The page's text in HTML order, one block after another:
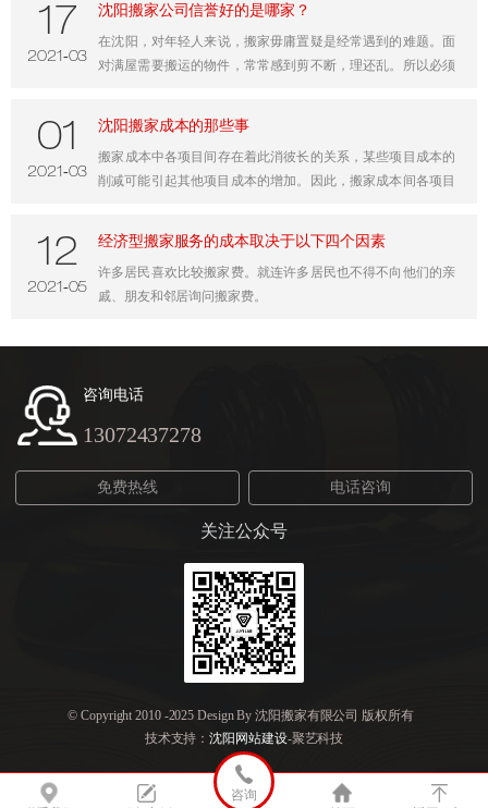
置程序需要由您亲自监督。最好与搬场公司协调，并将物品置
于您自己的满意程度。类别打包对于搬场来说太好了，沈阳搬
场的消费者最烦人的就是找不到东西，或者忘了。为了提高效
物品也非常方便。
17
2021-03
沈阳搬家公司信誉好的是哪家？
​在沈阳，对年轻人来说，搬家毋庸置疑是经常遇到的难题。面
对满屋需要搬运的物件，常常感到剪不断，理还乱。所以必须
公司是什么样的？信誉好的搬家公司是如何收费的？
01
2021-03
沈阳搬家成本的那些事
​搬家成本中各项目间存在着此消彼长的关系，某些项目成本的
削减可能引起其他项目成本的增加。因此，搬家成本间各项目
12
2021-05
经济型搬家服务的成本取决于以下四个因素
许多居民喜欢比较搬家费。就连许多居民也不得不向他们的亲
戚、朋友和邻居询问搬家费。
咨询电话
13072437278
免费热线 电话咨询
关注公众号
© Copyright 2010 -2025 Design By 沈阳搬家有限公司 版权所有
技术支持：沈阳网站建设-聚艺科技
咨询